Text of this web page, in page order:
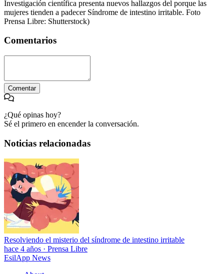
Investigación científica presenta nuevos hallazgos del porque las
mujeres tienden a padecer Síndrome de intestino irritable. Foto
Prensa Libre: Shutterstock)
Comentarios
Comentar
¿Qué opinas hoy?
Sé el primero en encender la conversación.
Noticias relacionadas
Resolviendo el misterio del síndrome de intestino irritable
hace 4 años · Prensa Libre
EsilApp News